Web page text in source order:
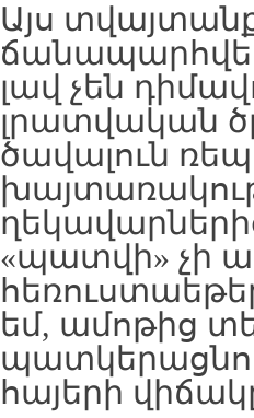
Այս
լավ չեն
լրատվական
ծավալուն
«պատվի» չի
եմ, ամոթից
հայերի